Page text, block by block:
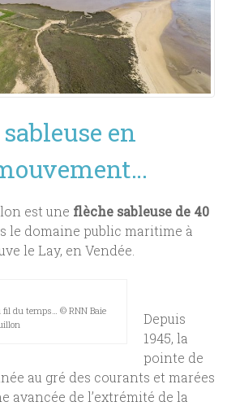
en
est une flèche sableuse de 40
le domaine public maritime à
le Lay, en Vendée.
fil du temps… © RNN Baie
Depuis
1945, la
pointe de
au gré des courants et marées
avancée de l’extrémité de la